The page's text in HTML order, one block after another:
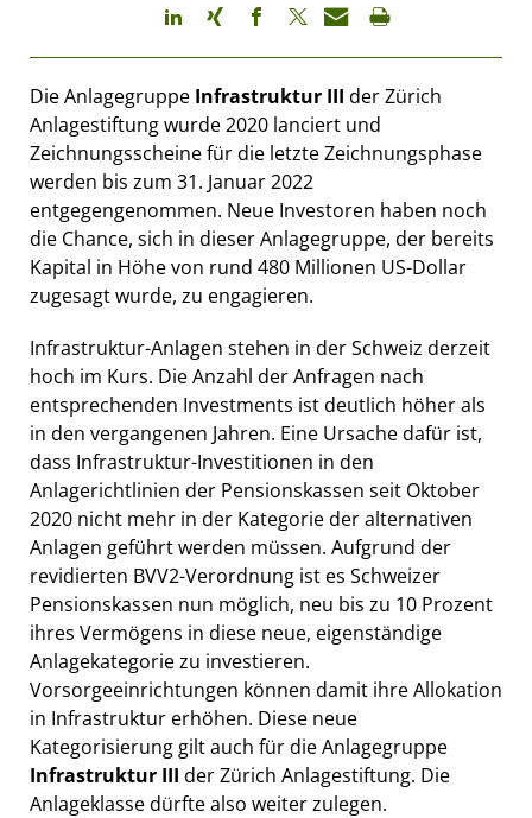
Die Anlagegruppe Infrastruktur III der Zürich
Anlagestiftung wurde 2020 lanciert und
Zeichnungsscheine für die letzte Zeichnungsphase
werden bis zum 31. Januar 2022
entgegengenommen. Neue Investoren haben noch
die Chance, sich in dieser Anlagegruppe, der bereits
Kapital in Höhe von rund 480 Millionen US-Dollar
zugesagt wurde, zu engagieren.
Infrastruktur-Anlagen stehen in der Schweiz derzeit
hoch im Kurs. Die Anzahl der Anfragen nach
entsprechenden Investments ist deutlich höher als
in den vergangenen Jahren. Eine Ursache dafür ist,
dass Infrastruktur-Investitionen in den
Anlagerichtlinien der Pensionskassen seit Oktober
2020 nicht mehr in der Kategorie der alternativen
Anlagen geführt werden müssen. Aufgrund der
revidierten BVV2-Verordnung ist es Schweizer
Pensionskassen nun möglich, neu bis zu 10 Prozent
ihres Vermögens in diese neue, eigenständige
Anlagekategorie zu investieren.
Vorsorgeeinrichtungen können damit ihre Allokation
in Infrastruktur erhöhen. Diese neue
Kategorisierung gilt auch für die Anlagegruppe
Infrastruktur III der Zürich Anlagestiftung. Die
Anlageklasse dürfte also weiter zulegen.